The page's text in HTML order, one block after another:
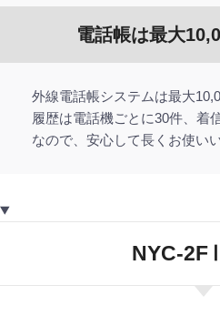
電話帳は最大
外線電話帳システムは最大
履歴は電話機ごとに30件、着
なので、安心して長くお使い
NYC-